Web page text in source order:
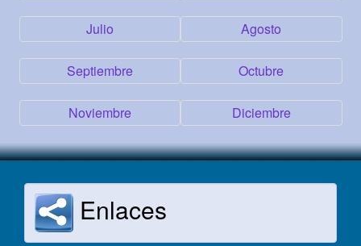
Julio Agosto
Septiembre Octubre
Noviembre Diciembre
Enlaces